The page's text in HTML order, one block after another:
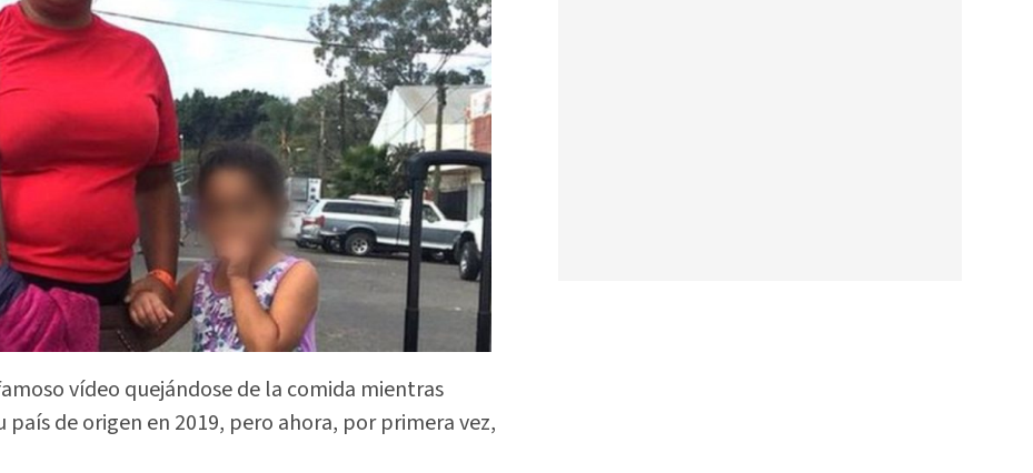
vídeo quejándose de la comida mientras
de origen en 2019, pero ahora, por primera vez,